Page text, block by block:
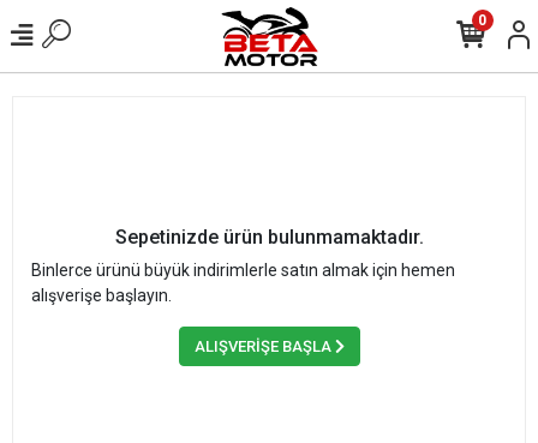
0
Sepetinizde ürün bulunmamaktadır.
Binlerce ürünü büyük indirimlerle satın almak için hemen
alışverişe başlayın.
ALIŞVERİŞE BAŞLA